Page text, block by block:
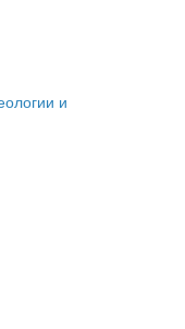
и